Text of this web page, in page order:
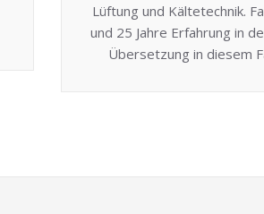
Lüftung und Kältetechnik.
und 25 Jahre Erfahrung in
Übersetzung in diesem